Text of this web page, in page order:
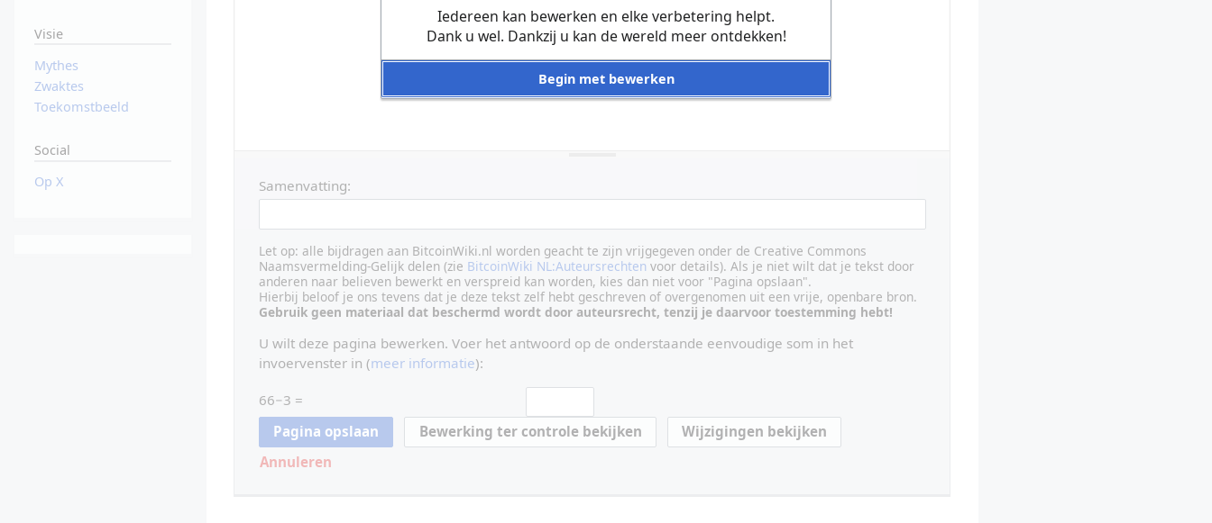
Samenvatting:
Let op: alle bijdragen aan BitcoinWiki.nl worden geacht te zijn vrijgegeven onder de Creative Commons
Naamsvermelding-Gelijk delen (zie BitcoinWiki NL:Auteursrechten voor details). Als je niet wilt dat je tekst door
anderen naar believen bewerkt en verspreid kan worden, kies dan niet voor "Pagina opslaan".
Hierbij beloof je ons tevens dat je deze tekst zelf hebt geschreven of overgenomen uit een vrije, openbare bron.
Gebruik geen materiaal dat beschermd wordt door auteursrecht, tenzij je daarvoor toestemming hebt!
U wilt deze pagina bewerken. Voer het antwoord op de onderstaande eenvoudige som in het
invoervenster in (meer informatie):
66−3 =
Annuleren
Visie
Mythes
Zwaktes
Toekomstbeeld
Social
Op X
Iedereen kan bewerken en elke verbetering helpt.
Dank u wel. Dankzij u kan de wereld meer ontdekken!
Begin met bewerken